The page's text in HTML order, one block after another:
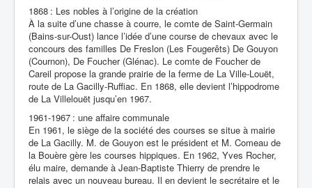
1868 : Les nobles à l’origine de la création
À la suite d’une chasse à courre, le comte de Saint-Germain
(Bains-sur-Oust) lance l’idée d’une course de chevaux avec le
concours des familles De Freslon (Les Fougerêts) De Gouyon
(Cournon), De Foucher (Glénac). Le comte de Foucher de
Careil propose la grande prairie de la ferme de La Ville-Louët,
route de La Gacilly-Ruffiac. En 1868, elle devient l’hippodrome
de La Villelouët jusqu’en 1967.
1961-1967 : une affaire communale
En 1961, le siège de la société des courses se situe à mairie
de La Gacilly. M. de Gouyon est le président et M. Comeau de
la Bouère gère les courses hippiques. En 1962, Yves Rocher,
élu maire, demande à Jean-Baptiste Thierry de prendre le
relais avec un nouveau bureau. Il en devient le secrétaire et le